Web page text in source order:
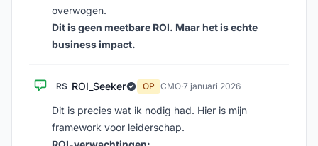
overwogen.
Dit is geen meetbare ROI. Maar het is echte
business impact.
RS ROI_Seeker OP CMO·7 januari 2026
Dit is precies wat ik nodig had. Hier is mijn
framework voor leiderschap.